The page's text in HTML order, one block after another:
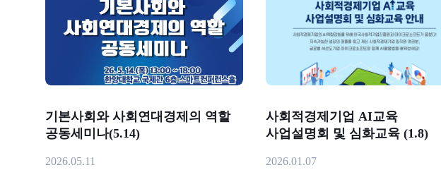
기본사회와 사회연대경제의 역할
공동세미나(5.14)
2026.05.11
사회적경제기업 AI교육
사업설명회 및 심화교육 (1.8)
2026.01.07